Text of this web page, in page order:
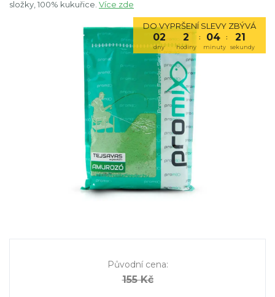
složky, 100% kukuřice. Více zde
DO VYPRŠENÍ SLEVY ZBÝVÁ
02 2 : 04 : 20
dny hodiny minuty sekundy
Původní cena:
155 Kč